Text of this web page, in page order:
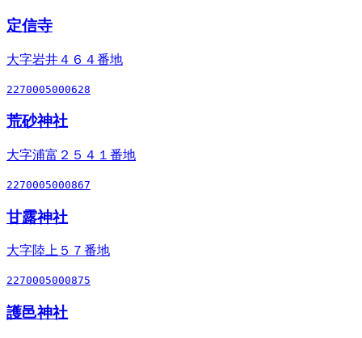
定信寺
大字岩井４６４番地
2270005000628
荒砂神社
大字浦富２５４１番地
2270005000867
甘露神社
大字陸上５７番地
2270005000875
護邑神社